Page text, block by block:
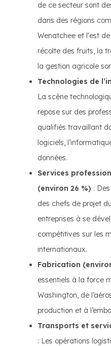
de ce secteur sont
dans des régions
Wenatchee et l'est
récolte des fruits, la
la gestion agricole
Technologies de
La scène
repose sur des
qualifiés travaillant
logiciels,
données.
Services
(environ 26 %) :
des chefs de projet
entreprises à se
compétitives sur les
internationaux.
Fabrication
essentiels à la force
Washington, de
production et à
Transports et
: Les opérations